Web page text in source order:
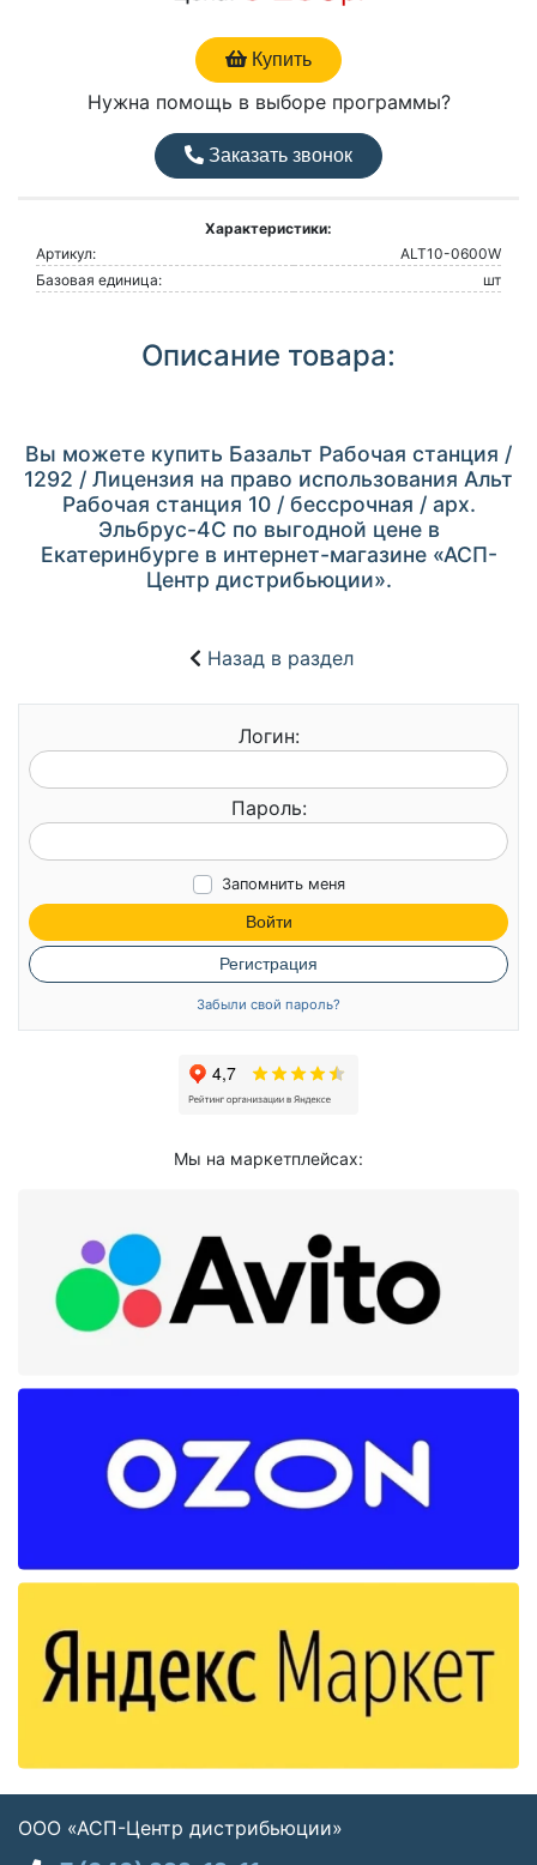
Купить
Нужна помощь в выборе программы?
Заказать звонок
Характеристики:
Артикул:
ALT10-0600W
Базовая единица:
шт
Описание товара:
Вы можете купить Базальт Рабочая станция /
1292 / Лицензия на право использования Альт
Рабочая станция 10 / бессрочная / арх.
Эльбрус-4С по выгодной цене в
Екатеринбурге в интернет-магазине «АСП-
Центр дистрибьюции».
Назад в раздел
Логин:
Пароль:
Запомнить меня
Войти
Регистрация
Забыли свой пароль?
Мы на маркетплейсах:
ООО «АСП-Центр дистрибьюции»